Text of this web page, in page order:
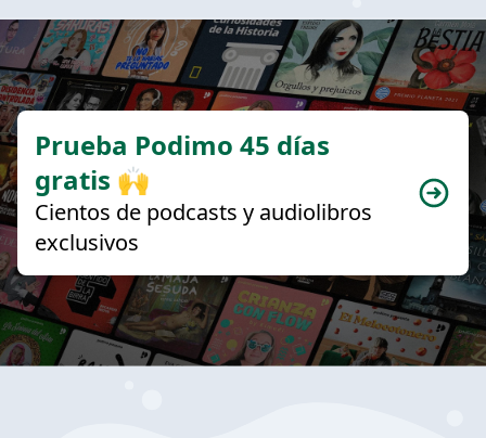
Prueba Podimo 45 días
gratis 🙌
Cientos de podcasts y audiolibros
exclusivos